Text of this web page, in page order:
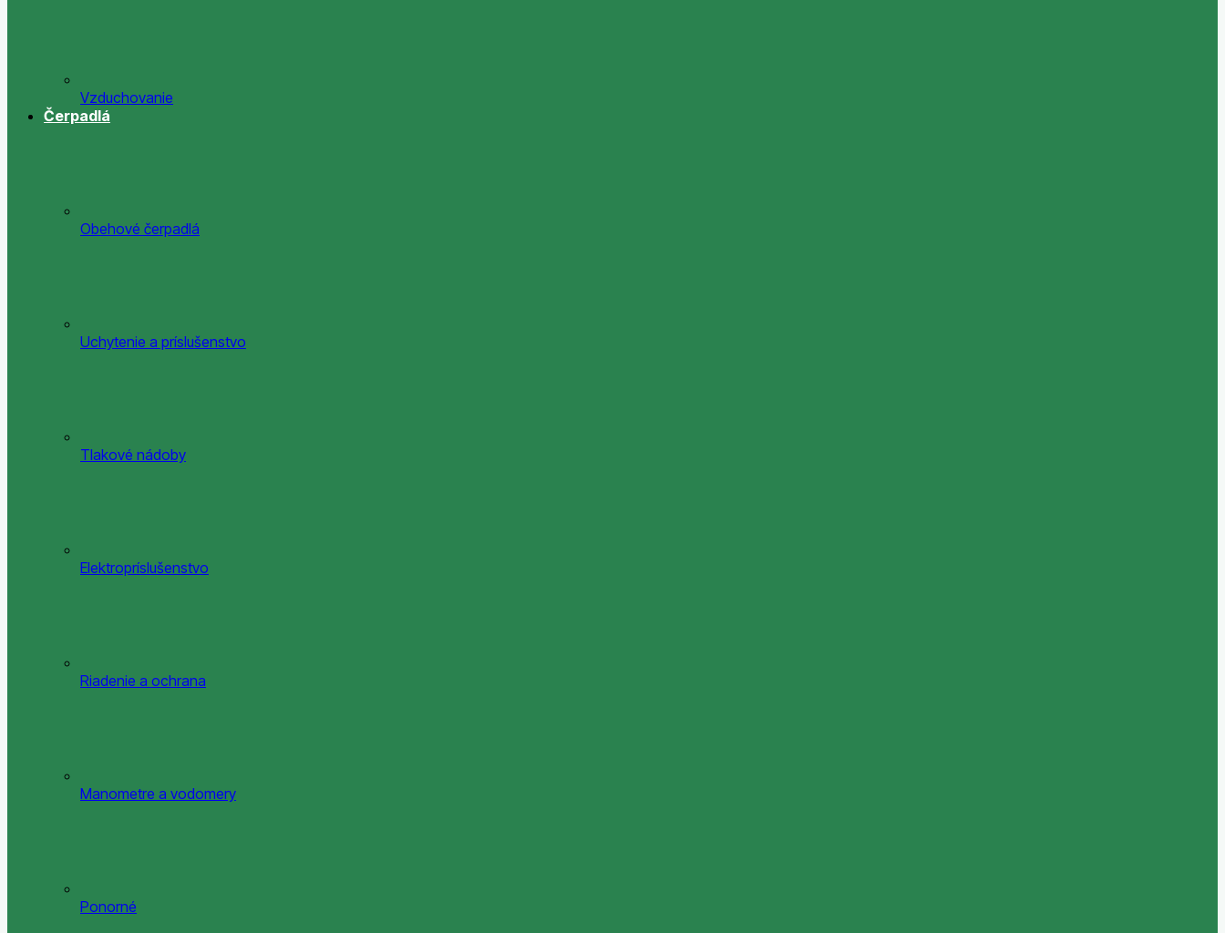
Vzduchovanie
Čerpadlá
Obehové čerpadlá
Uchytenie a príslušenstvo
Tlakové nádoby
Elektropríslušenstvo
Riadenie a ochrana
Manometre a vodomery
Ponorné